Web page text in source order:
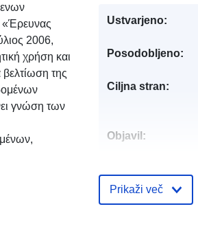
2006,
χρήση και
της
γνώση των
Ustvarjeno:
Posodobljeno:
Ciljna stran:
Objavil:
Prikaži več